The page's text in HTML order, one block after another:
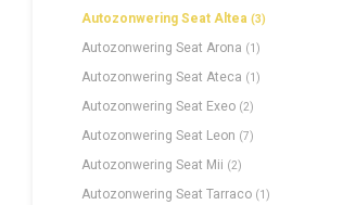
Autozonwering Seat Altea (3)
Autozonwering Seat Arona (1)
Autozonwering Seat Ateca (1)
Autozonwering Seat Exeo (2)
Autozonwering Seat Leon (7)
Autozonwering Seat Mii (2)
Autozonwering Seat Tarraco (1)